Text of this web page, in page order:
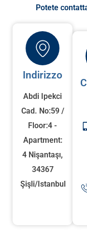
Potete
Indirizzo
Abdi Ipekci
Cad. No:59 /
Floor:4 -
Apartment:
4 Nişantaşı,
34367
Şişli/Istanbul